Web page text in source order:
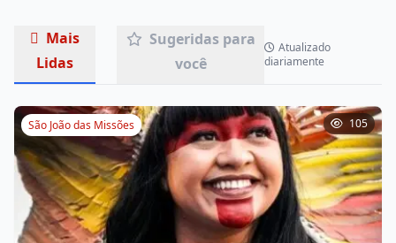
Mais
Lidas
Sugeridas para
você
Atualizado
diariamente
São João das Missões 105